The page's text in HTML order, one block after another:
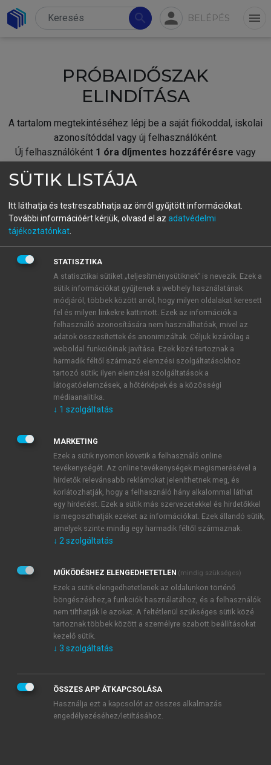
search person BELÉPÉS menu
PRÓBAIDŐSZAK
ELINDÍTÁSA
A tartalom megtekintéséhez lépj be a saját fiókoddal, iskolai
azonosítóddal vagy új felhasználóként.
Új felhasználóként 1 óra díjmentes hozzáférésre vagy
fiókoddal,vagy hozz létre új fiókot.
A regisztráció után apróbaidőszakautomatikusan
BELÉPÉS SAJÁT FIÓKKAL
ÚJ FIÓK LÉTREHOZÁSA
1 óra díjmentes hozzáférés
E-MAIL-CÍM
JELSZÓ
JELSZÓ ÚJRA
Kérek értesítést a MeRSZ újdonságairól, akcióiról.
Kérek értesítést az Akadémiai Kiadó Zrt. újdonságairól,
Adatkezelési tájékoztatóbanfoglaltakat tudomásul
veszem és elfogadom.
Általános vásárlási feltételeket, valamint a szotar.netés a
mersz.huoldalak licencszerződéseiben foglaltakat
tudomásul veszem és elfogadom.
KIPRÓBÁLOM
SÜTIK LISTÁJA
Itt láthatja és testreszabhatja az önről gyűjtött információkat.
További információért kérjük, olvasd el az adatvédelmi
tájékoztatónkat
STATISZTIKA
A statisztikai sütiket „teljesítménysütiknek” is nevezik. Ezek a
sütik információkat gyűjtenek a webhely használatának
módjáról, többek között arról, hogy milyen oldalakat keresett
fel és milyen linkekre kattintott. Ezek az információk a
felhasználó azonosítására nem használhatóak, mivel az
adatok összesítettek és anonimizáltak. Céljuk kizárólag a
weboldal funkcióinak javítása. Ezek közé tartoznak a
harmadik féltől származó elemzési szolgáltatásokhoz
tartozó sütik; ilyen elemzési szolgáltatások a
látogatóelemzések, a hőtérképek és a közösségi
médiaanalitika.
↓ 1 szolgáltatás
MARKETING
Ezek a sütik nyomon követik a felhasználó online
tevékenységét. Az online tevékenységek megismerésével a
hirdetők relevánsabb reklámokat jeleníthetnek meg, és
korlátozhatják, hogy a felhasználó hány alkalommal láthat
egy hirdetést. Ezek a sütik más szervezetekkel és hirdetőkkel
is megoszthatják ezeket az információkat. Ezek állandó sütik,
amelyek szinte mindig egy harmadik féltől származnak.
↓ 2 szolgáltatás
MŰKÖDÉSHEZ ELENGEDHETETLEN (mindig szükséges)
Ezek a sütik elengedhetetlenek az oldalunkon történő
böngészéshez,a funkciók használatához, és a felhasználók
nem tilthatják le azokat. A feltétlenül szükséges sütik közé
tartoznak többek között a személyre szabott beállításokat
kezelő sütik.
↓ 3 szolgáltatás
ÖSSZES APP ÁTKAPCSOLÁSA
Használja ezt a kapcsolót az összes alkalmazás
engedélyezéséhez/letiltásához.